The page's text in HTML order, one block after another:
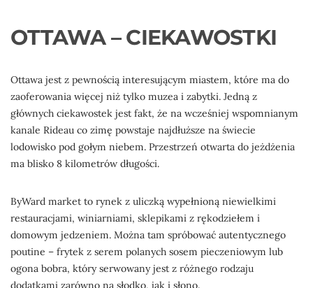
OTTAWA – CIEKAWOSTKI
Ottawa jest z pewnością interesującym miastem, które ma do
zaoferowania więcej niż tylko muzea i zabytki. Jedną z
głównych ciekawostek jest fakt, że na wcześniej wspomnianym
kanale Rideau co zimę powstaje najdłuższe na świecie
lodowisko pod gołym niebem. Przestrzeń otwarta do jeżdżenia
ma blisko 8 kilometrów długości.
ByWard market to rynek z uliczką wypełnioną niewielkimi
restauracjami, winiarniami, sklepikami z rękodziełem i
domowym jedzeniem. Można tam spróbować autentycznego
poutine – frytek z serem polanych sosem pieczeniowym lub
ogona bobra, który serwowany jest z różnego rodzaju
dodatkami zarówno na słodko, jak i słono.